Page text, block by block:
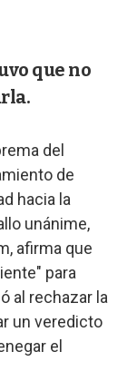
que no
del
de
hacia la
unánime,
afirma que
para
al rechazar la
un veredicto
el